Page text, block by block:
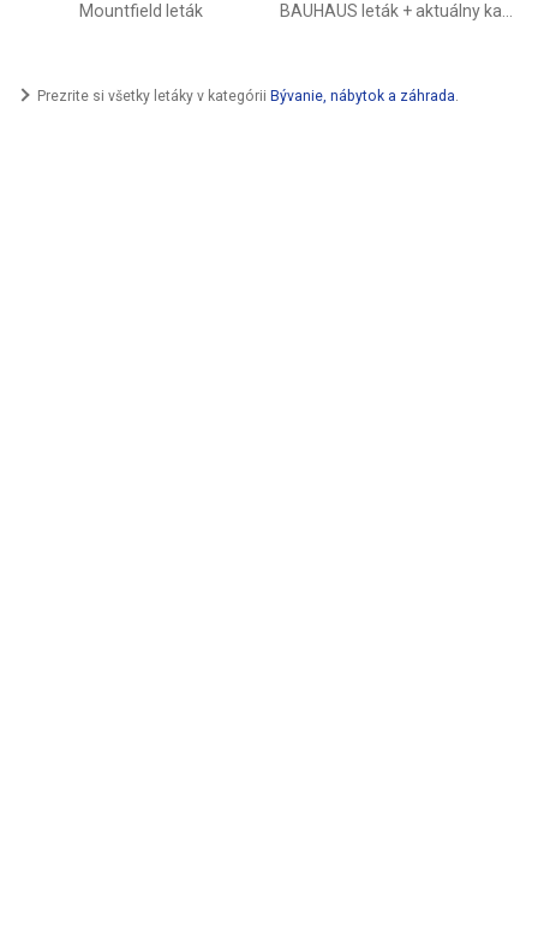
Mountfield leták BAUHAUS leták + aktuálny katalóg
Prezrite si všetky letáky v kategórii Bývanie, nábytok a záhrada